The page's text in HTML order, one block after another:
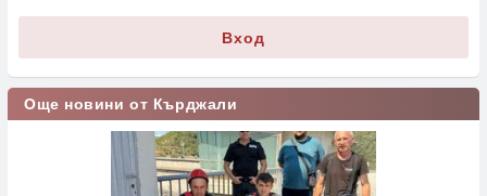
Вход
Още новини от Кърджали